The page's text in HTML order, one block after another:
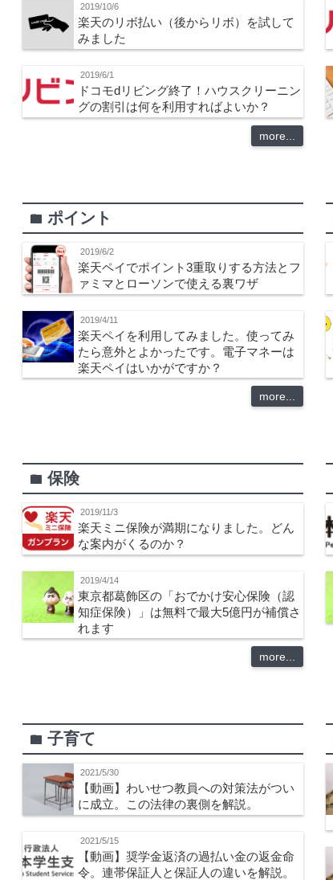
2019/10/6
楽天のリボ払い（後からリボ）を試して
みました
2019/6/1
ドコモdリビング終了！ハウスクリーニン
グの割引は何を利用すればよいか？
more...
folder ポイント
2019/6/2
楽天ペイでポイント3重取りする方法とフ
ァミマとローソンで使える裏ワザ
2019/4/11
楽天ペイを利用してみました。使ってみ
たら意外とよかったです。電子マネーは
楽天ペイはいかがですか？
more...
folder 保険
2019/11/3
楽天ミニ保険が満期になりました。どん
な案内がくるのか？
2019/4/14
東京都葛飾区の「おでかけ安心保険（認
知症保険）」は無料で最大5億円が補償さ
れます
more...
folder 子育て
2021/5/30
【動画】わいせつ教員への対策法がつい
に成立。この法律の裏側を解説。
2021/5/15
【動画】奨学金返済の過払い金の返金命
令。連帯保証人と保証人の違いを解説。